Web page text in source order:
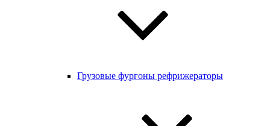
Грузовые фургоны рефрижераторы